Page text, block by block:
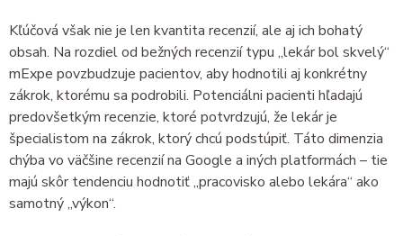
Kľúčová však nie je len kvantita recenzií, ale aj ich bohatý
obsah. Na rozdiel od bežných recenzií typu „lekár bol skvelý“
mExpe povzbudzuje pacientov, aby hodnotili aj konkrétny
zákrok, ktorému sa podrobili. Potenciálni pacienti hľadajú
predovšetkým recenzie, ktoré potvrdzujú, že lekár je
špecialistom na zákrok, ktorý chcú podstúpiť. Táto dimenzia
chýba vo väčšine recenzií na Google a iných platformách – tie
majú skôr tendenciu hodnotiť „pracovisko alebo lekára“ ako
samotný „výkon“.